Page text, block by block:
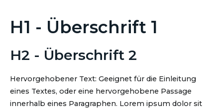
H1 - Überschrift 1
H2 - Überschrift 2
Hervorgehobener Text: Geeignet für die Einleitung
eines Textes, oder eine hervorgehobene Passage
innerhalb eines Paragraphen. Lorem ipsum dolor sit